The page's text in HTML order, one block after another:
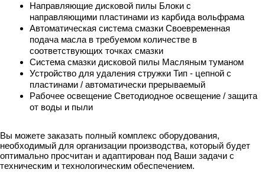
Направляющие дисковой пилы Блоки с
направляющими пластинами из карбида вольфрама
Автоматическая система смазки Своевременная
подача масла в требуемом количестве в
соответствующих точках смазки
Система смазки дисковой пилы Масляным туманом
Устройство для удаления стружки Тип - цепной с
пластинами / автоматически прерываемый
Рабочее освещение Светодиодное освещение / защита
от воды и пыли
Вы можете заказать полный комплекс оборудования,
необходимый для организации производства, который будет
оптимально просчитан и адаптирован под Ваши задачи с
техническим и технологическим обеспечением.